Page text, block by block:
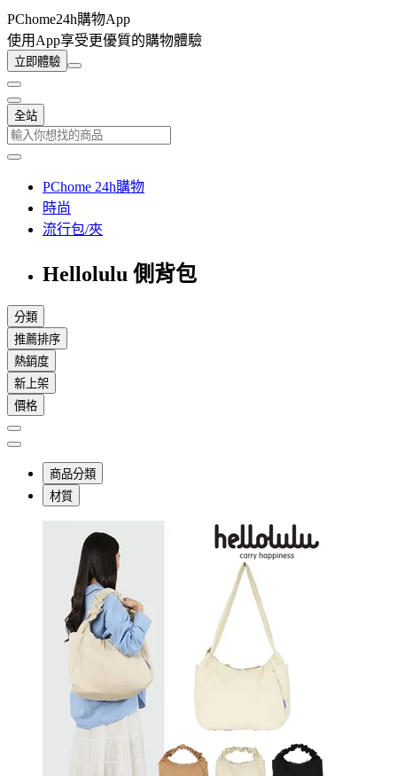
PChome24h購物App
使用App享受更優質的購物體驗
立即體驗
全站
PChome 24h購物
時尚
流行包/夾
Hellolulu 側背包
分類
推薦排序
熱銷度
新上架
價格
商品分類
材質